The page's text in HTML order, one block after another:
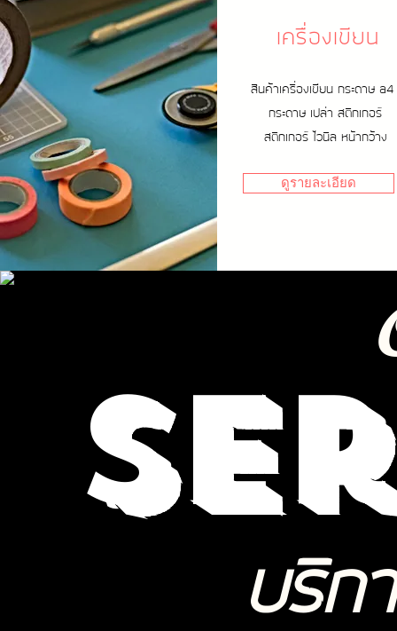
เครื่องเขียน
สินค้าเครื่องเขียน กระดาษ
กระดาษ เปล่า สติกเกอร์
สติกเกอร์ ไวนิล หน้ากว้าง
ดูรายละเอียด
บริก